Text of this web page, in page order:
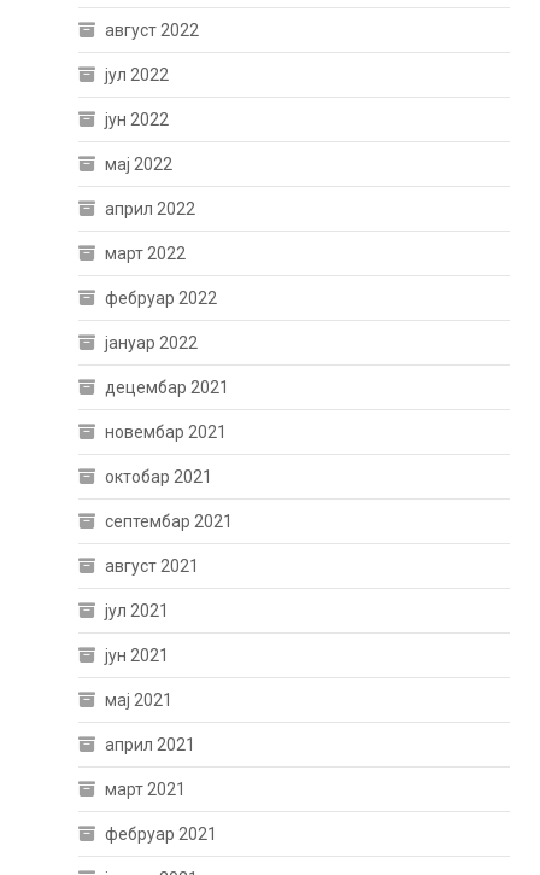
август 2022
јул 2022
јун 2022
мај 2022
април 2022
март 2022
фебруар 2022
јануар 2022
децембар 2021
новембар 2021
октобар 2021
септембар 2021
август 2021
јул 2021
јун 2021
мај 2021
април 2021
март 2021
фебруар 2021